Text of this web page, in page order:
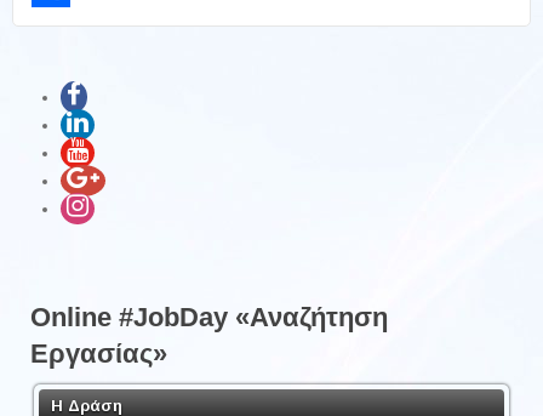
Share
Online #JobDay «Αναζήτηση
Εργασίας»
Η Δράση